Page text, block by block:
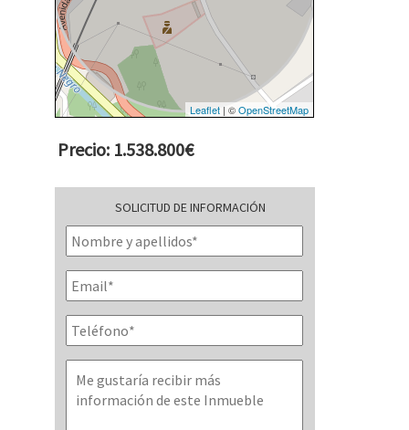
Leaflet | ©OpenStreetMap
Precio: 1.538.800€
SOLICITUD DE INFORMACIÓN